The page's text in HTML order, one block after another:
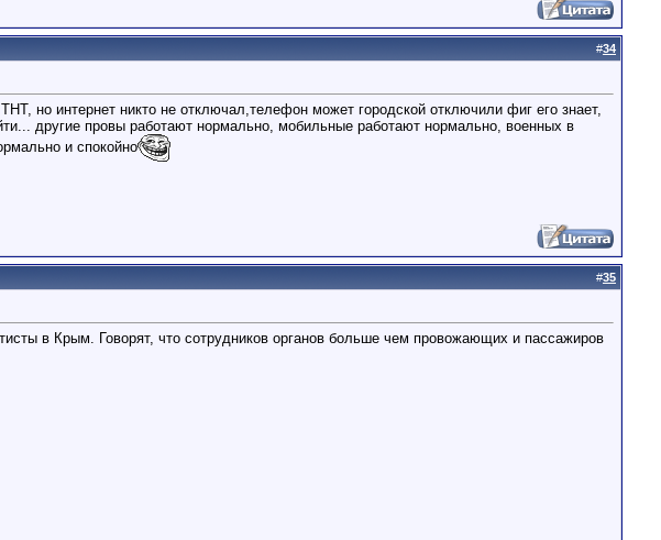
#34
но интернет никто не отключал,телефон может городской отключили фиг его знает,
другие провы работают нормально, мобильные работают нормально, военных в
и спокойно
#35
в Крым. Говорят, что сотрудников органов больше чем провожающих и пассажиров